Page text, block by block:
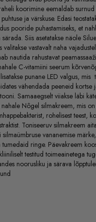
koorimine eemaldab
ja värskuse. Edasi
pooride puhastamiseks, et
Siis asetatakse näole
valitakse vastavalt naha
nautida rahustavat
C-vitamiini seerum
punane LED valgus, mis
vähendada peeneid kortse
Samaaegselt viiakse läbi
nahale Nôgel silmakreem, mis
rohelisest teest,
Toniseeruv silmakreem
vananemise
tumedaid ringe. Päevakreem
testitud toimeainetega
noorusliku ja särava